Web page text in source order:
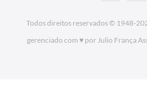
Todos direitos reservados © 1948-
gerenciado com ♥ por Julio França